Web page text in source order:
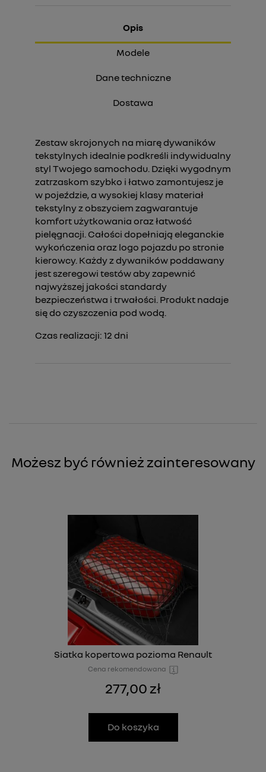
Opis
Modele
Dane techniczne
Dostawa
Zestaw skrojonych na miarę dywaników
tekstylnych idealnie podkreśli indywidualny
styl Twojego samochodu. Dzięki wygodnym
zatrzaskom szybko i łatwo zamontujesz je
w pojeździe, a wysokiej klasy materiał
tekstylny z obszyciem zagwarantuje
komfort użytkowania oraz łatwość
pielęgnacji. Całości dopełniają eleganckie
wykończenia oraz logo pojazdu po stronie
kierowcy. Każdy z dywaników poddawany
jest szeregowi testów aby zapewnić
najwyższej jakości standardy
bezpieczeństwa i trwałości. Produkt nadaje
się do czyszczenia pod wodą.
Czas realizacji: 12 dni
Możesz być również zainteresowany
Siatka kopertowa pozioma Renault
Cena rekomendowana
277,00 zł
Do koszyka